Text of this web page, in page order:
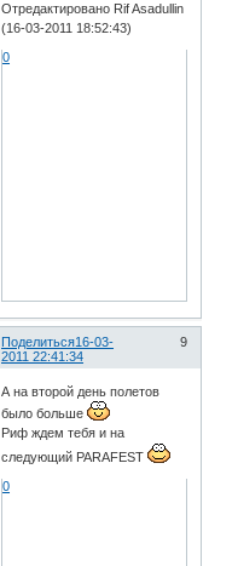
Отредактировано Rif Asadullin
(16-03-2011 18:52:43)
0
Поделиться 9
16-03-
2011 22:41:34
А на второй день полетов
было больше
Риф ждем тебя и на
следующий PARAFEST
0